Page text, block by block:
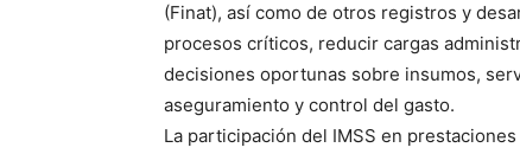
(Finat), así como de otros registros y
procesos críticos, reducir cargas
decisiones oportunas sobre insumos,
aseguramiento y control del gasto.
La participación del IMSS en